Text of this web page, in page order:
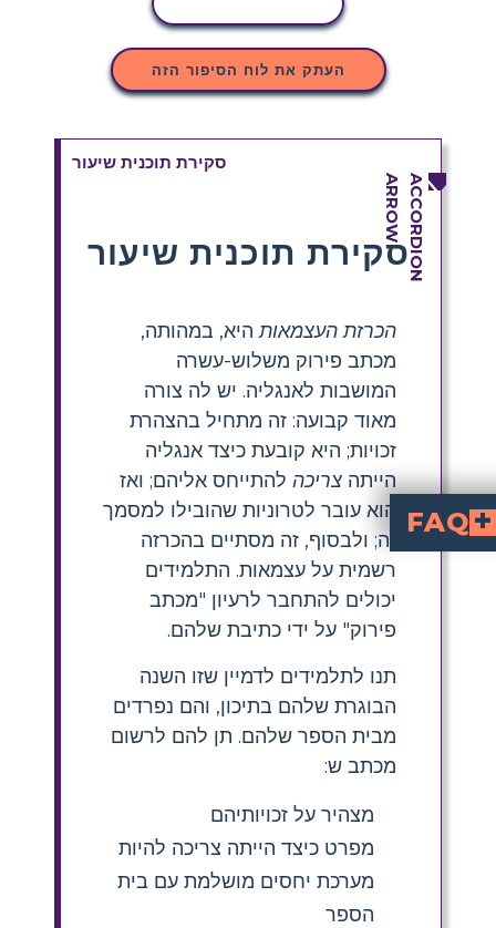
העתק את לוח הסיפור הזה
סקירת תוכנית שיעור
סקירת תוכנית שיעור
הכרזת העצמאותהיא, במהותה,
מכתב פירוק משלוש-עשרה
המושבות לאנגליה. יש לה צורה
מאוד קבועה: זה מתחיל בהצהרת
זכויות; היא קובעת כיצד אנגליה
הייתה צריכה להתייחס אליהם; ואז
הוא עובר לטרוניות שהובילו למסמך
זה; ולבסוף, זה מסתיים בהכרזה
רשמית על עצמאות. התלמידים
יכולים להתחבר לרעיון "מכתב
פירוק" על ידי כתיבת שלהם.
תנו לתלמידים לדמיין שזו השנה
הבוגרת שלהם בתיכון, והם נפרדים
מבית הספר שלהם. תן להם לרשום
מכתב ש:
מצהיר על זכויותיהם
מפרט כיצד הייתה צריכה להיות
מערכת יחסים מושלמת עם בית
הספר
FAQ